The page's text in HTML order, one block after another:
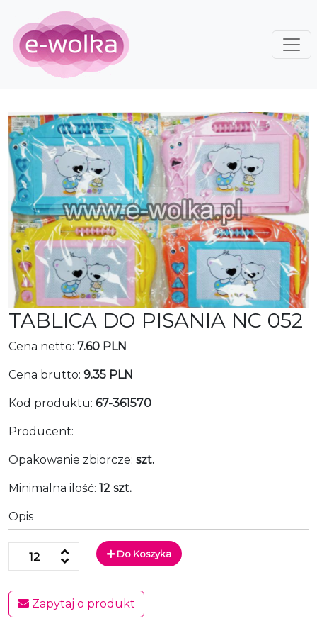
TABLICA DO PISANIA NC 052
Cena netto: 7.60 PLN
Cena brutto: 9.35 PLN
Kod produktu: 67-361570
Producent:
Opakowanie zbiorcze: szt.
Minimalna ilość: 12 szt.
Opis
Do Koszyka
Zapytaj o produkt